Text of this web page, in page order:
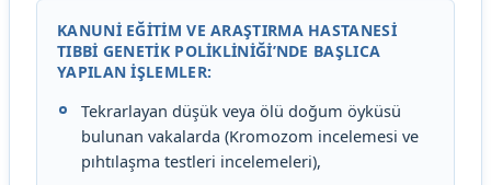
KANUNI EĞITIM VE ARAŞTIRMA HASTANESI
TIBBI GENETIK POLIKLINIĞI’NDE BAŞLICA
YAPILAN İŞLEMLER:
Tekrarlayan düşük veya ölü doğum öyküsü
bulunan vakalarda (Kromozom incelemesi ve
pıhtılaşma testleri incelemeleri),